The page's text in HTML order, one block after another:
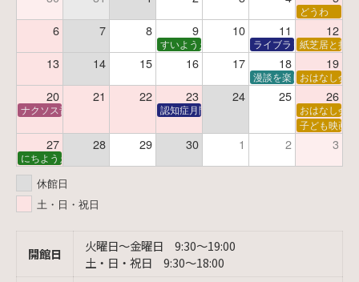
どうわ
6 7 8 9 10 11 12
すいようえほん ライブラリーシアター
紙芝居と折
13 14 15 16 17 18 19
漫談を楽しむ会 ～漫談
おはなし会
20 21 22 23 24 25 26
ナクソス音楽会 第6回 宇宙を感じるクラシック認知症月間 特別映画会「調査屋マオさんの恋
おはなし会
子ども映画会
27 28 29 30 1 2 3
にちようえほん
休館日
土・日・祝日
開館日
火曜日〜金曜日 9:30〜19:00
土・日・祝日 9:30〜18:00